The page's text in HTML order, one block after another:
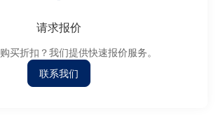
请求报价
买折扣？我们提供快速报价服务。
联系我们